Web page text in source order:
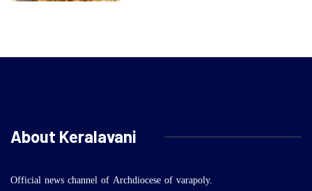
About Keralavani
Official news channel of Archdiocese of varapoly.